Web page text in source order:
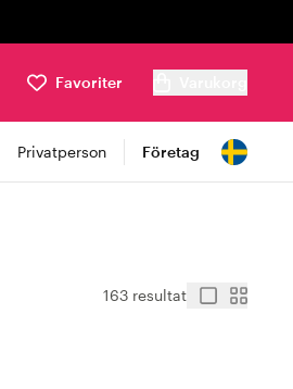
Favoriter
Privatperson Företag
163 resultat